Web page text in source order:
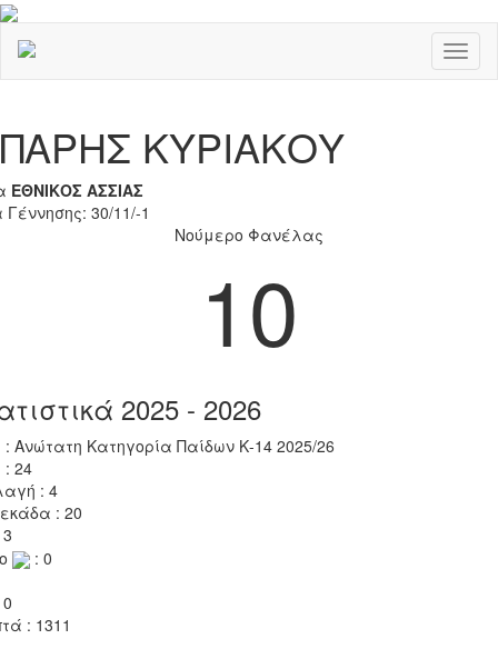
ΠΑΡΗΣ ΚΥΡΙΑΚΟΥ
ΕΘΝΙΚΟΣ ΑΣΣΙΑΣ
30/11/-1
Νούμερο Φανέλας
10
2025 - 2026
: Ανώτατη Κατηγορία Παίδων Κ-14 2025/26
: 24
: 4
: 20
: 0
: 1311